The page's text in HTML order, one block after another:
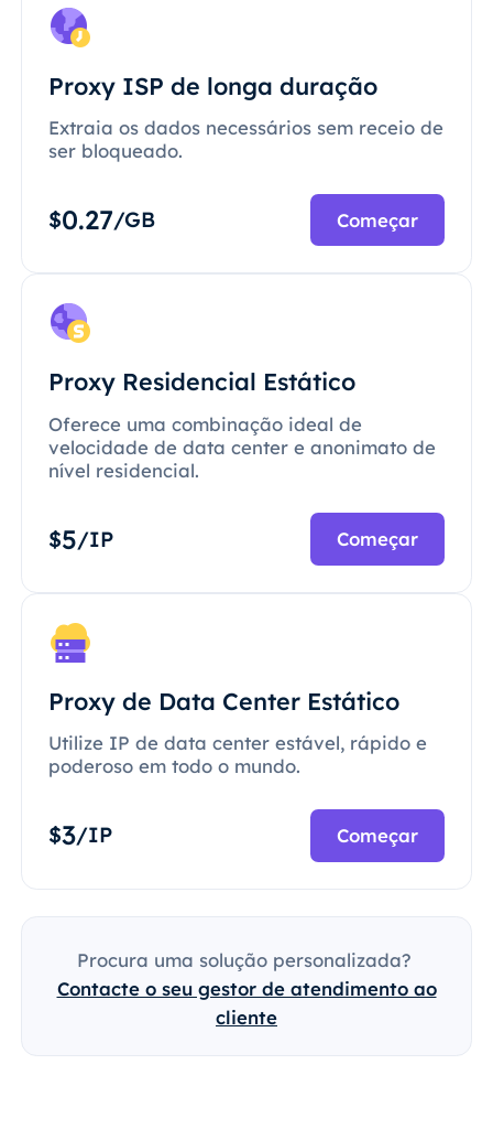
Proxy ISP de longa duração
Extraia os dados necessários sem receio de
ser bloqueado.
$0.27/GB Começar
Proxy Residencial Estático
Oferece uma combinação ideal de
velocidade de data center e anonimato de
nível residencial.
$5/IP Começar
Proxy de Data Center Estático
Utilize IP de data center estável, rápido e
poderoso em todo o mundo.
$3/IP Começar
Procura uma solução personalizada?
Contacte o seu gestor de atendimento ao
cliente